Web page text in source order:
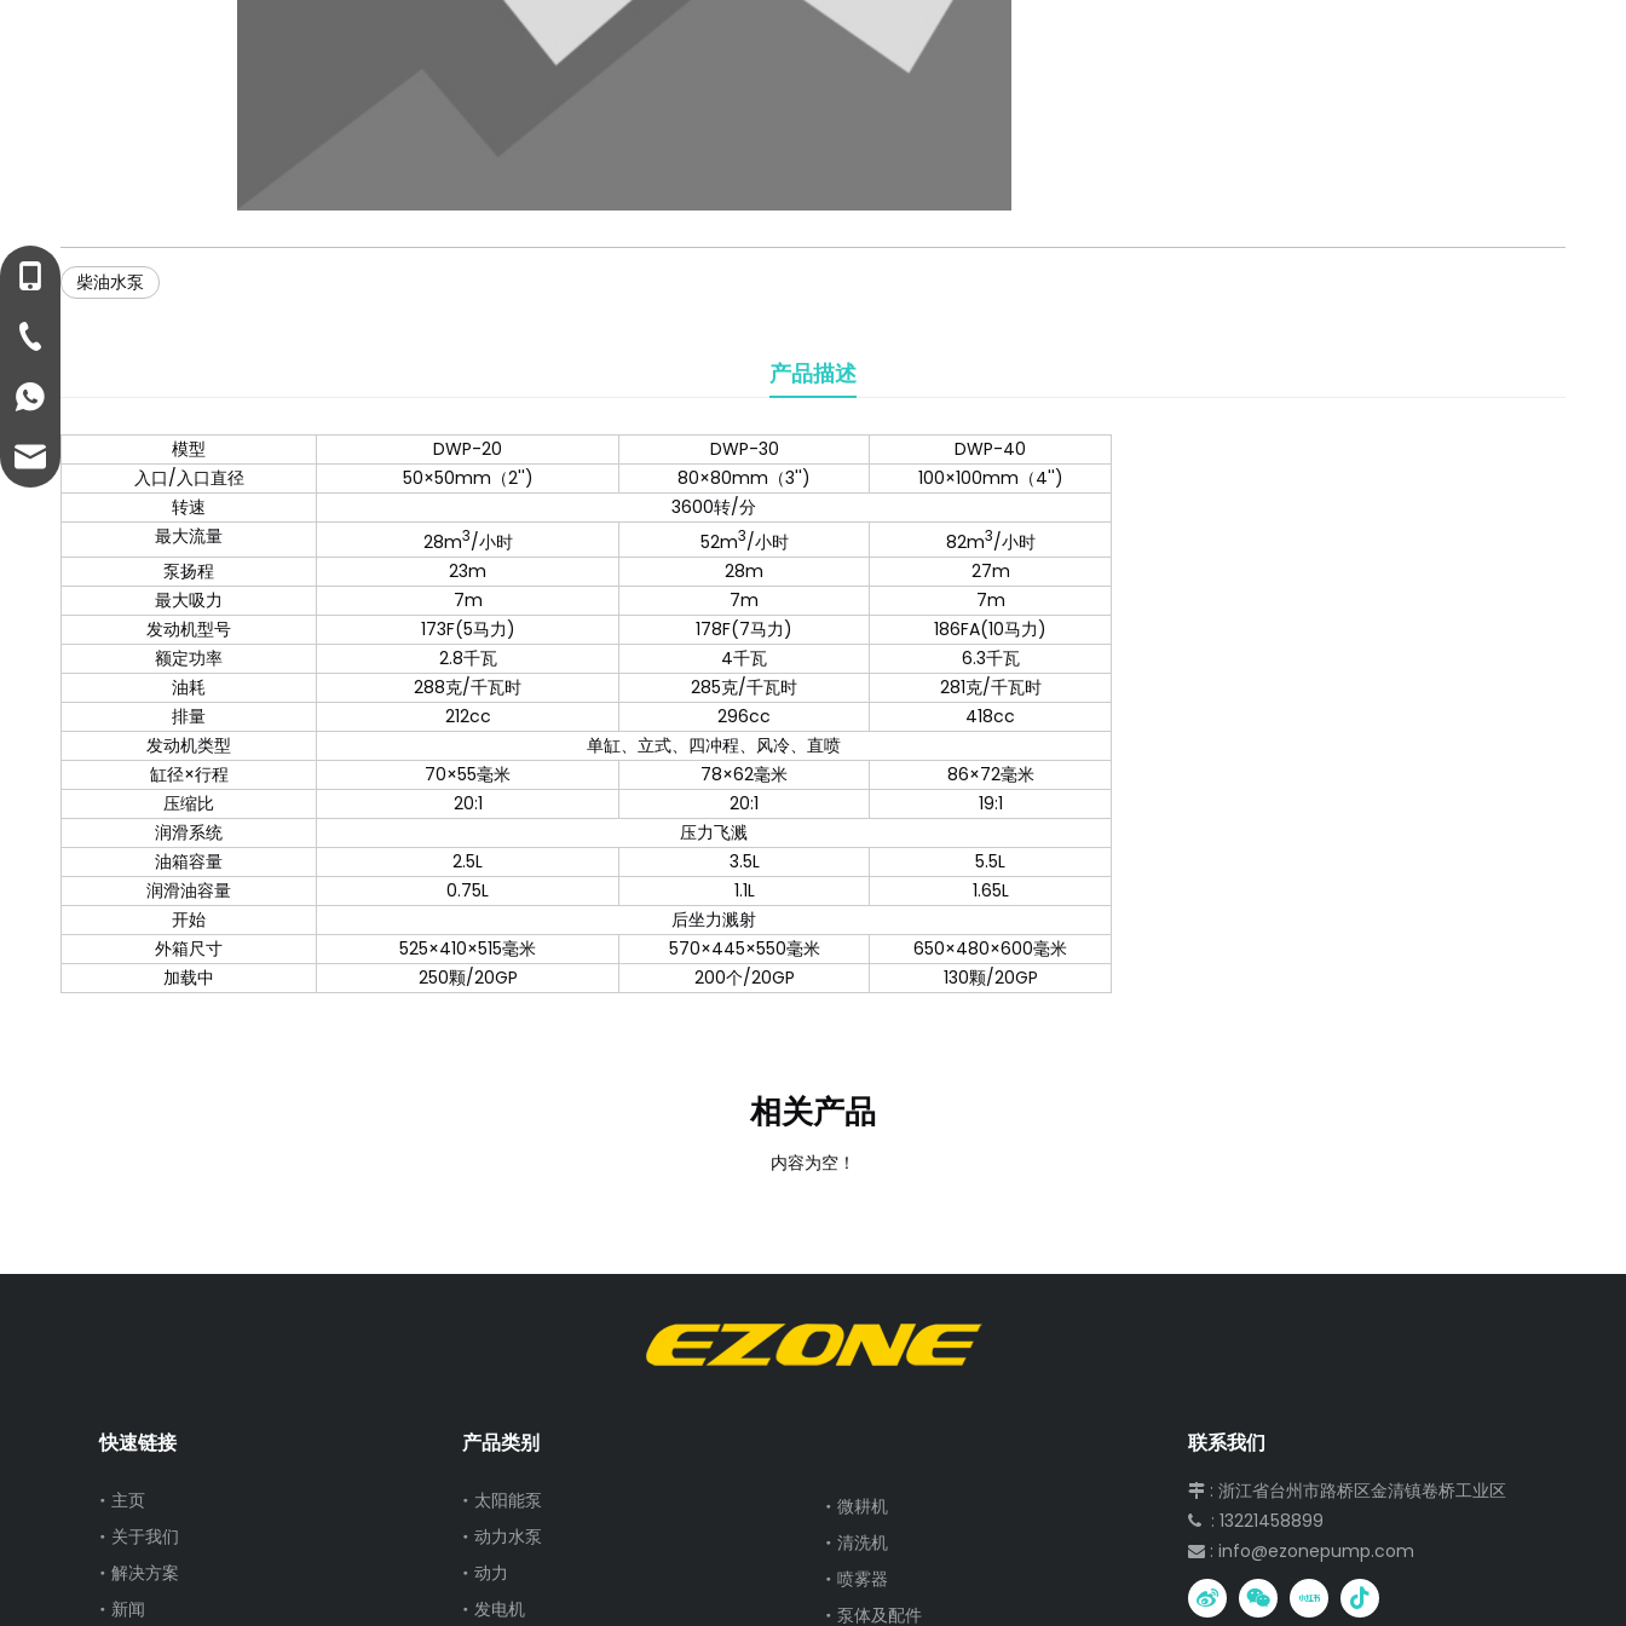
柴油水泵
产品描述
模型 DWP-20 DWP-30
DWP-40
入口/入口直径
50×50mm（2'') 80×80mm（3'')
100×100mm（4'')
转速
3600转/分
最大流量
28m3/小时 52m3/小时 82m3/小时
泵扬程
23m 28m
27m
最大吸力
7m 7m
7m
发动机型号
173F(5马力) 178F(7马力)
186FA(10马力)
额定功率
2.8千瓦 4千瓦
6.3千瓦
油耗
288克/千瓦时 285克/千瓦时
281克/千瓦时
排量
212cc 296cc
418cc
发动机类型
单缸、立式、四冲程、风冷、直喷
缸径×行程
70×55毫米 78×62毫米
86×72毫米
压缩比
20:1 20:1
19:1
润滑系统
压力飞溅
油箱容量
2.5L 3.5L
5.5L
润滑油容量
0.75L 1.1L
1.65L
开始
后坐力溅射
外箱尺寸
525×410×515毫米 570×445×550毫米
650×480×600毫米
加载中
250颗/20GP 200个/20GP 130颗/20GP
相关产品
内容为空！
快速链接
主页
关于我们
解决方案
新闻
产品类别
太阳能泵
动力水泵
动力
发电机
微耕机
清洗机
喷雾器
泵体及配件
联系我们
 : 浙江省台州市路桥区金清镇卷桥工业区
 : 13221458899
 : info@ezonepump.com
+86-13221458899
info@ezonepump.com